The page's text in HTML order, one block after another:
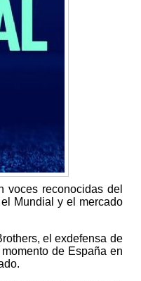
voces reconocidas del
Mundial y el mercado
el exdefensa de
de España en